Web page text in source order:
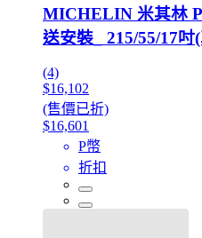
MICHELIN 米其林
送安裝_ 215/55/17吋
(4)
$16,102
(售價已折)
$16,601
P幣
折扣